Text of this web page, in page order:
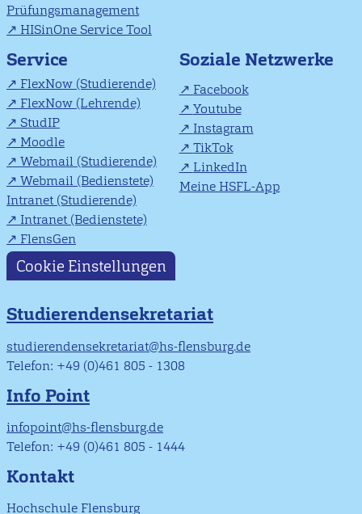
Prüfungsmanagement
HISinOne Service Tool
Service
FlexNow (Studierende)
FlexNow (Lehrende)
StudIP
Moodle
Webmail (Studierende)
Webmail (Bedienstete)
Intranet (Studierende)
Intranet (Bedienstete)
FlensGen
Soziale Netzwerke
Facebook
Youtube
Instagram
TikTok
LinkedIn
Meine HSFL-App
Cookie Einstellungen
Studierendensekretariat
studierendensekretariat@hs-flensburg.de
Telefon: +49 (0)461 805 - 1308
Info Point
infopoint@hs-flensburg.de
Telefon: +49 (0)461 805 - 1444
Kontakt
Hochschule Flensburg